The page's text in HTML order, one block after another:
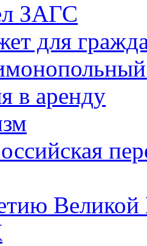
ЗАГС
для
в аренду